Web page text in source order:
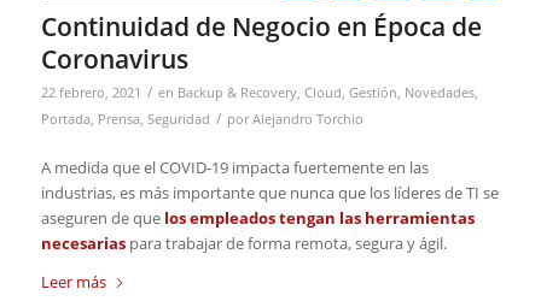
Continuidad de Negocio en Época de
Coronavirus
22 febrero, 2021 / en Backup & Recovery, Cloud Gestión Novedades,
Portada, Prensa, Seguridad / porAlejandro Torchio
A medida que el COVID-19 impacta fuertemente en las
industrias, es más importante que nunca que los líderes de TI se
aseguren de que los empleados tengan las herramientas
necesariaspara trabajar de forma remota, segura y ágil.
Leer más